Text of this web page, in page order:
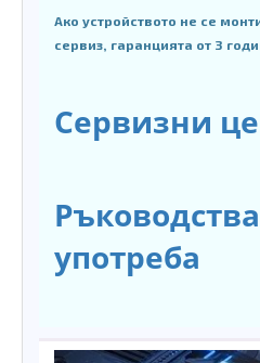
Ако устройството не се
сервиз, гаранцията от 3
Сервизни
употреба